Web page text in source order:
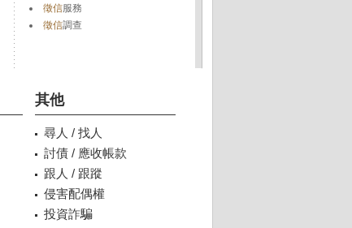
徵信服務
徵信調查
其他
尋人 / 找人
討債 / 應收帳款
跟人 / 跟蹤
侵害配偶權
投資詐騙